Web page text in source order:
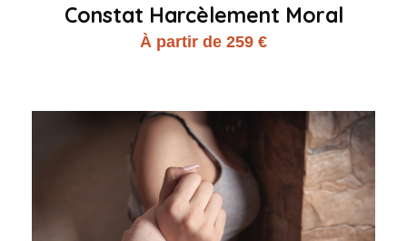
Constat Harcèlement Moral
À partir de 259 €